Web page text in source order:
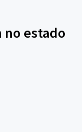
no estado